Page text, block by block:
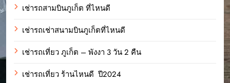
เช่ารถสามบินภูเก็ต ที่ไหนดี
เช่ารถเช่าสนามบินภูเก็ตที่ไหนดี
เช่ารถเที่ยว ภูเก็ต – พังงา 3 วัน 2 คืน
เช่ารถเที่ยว ร้านไหนดี ปี2024